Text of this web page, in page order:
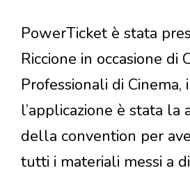
PowerTicket è stata
Riccione in occasione di
Professionali di Cinema,
l’applicazione è stata la
della convention per
tutti i materiali messi a